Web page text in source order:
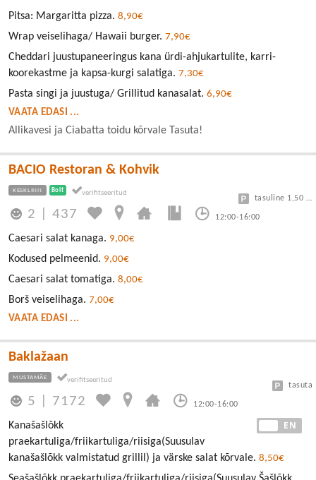
Pitsa: Margaritta pizza. 8,90€
Wrap veiselihaga/ Hawaii burger. 7,90€
Cheddari juustupaneeringus kana ürdi-ahjukartulite, karri-
koorekastme ja kapsa-kurgi salatiga. 7,30€
Pasta singi ja juustuga/ Grillitud kanasalat. 6,90€
VAATA EDASI ...
Allikavesi ja Ciabatta toidu kõrvale Tasuta!
BACIO Restoran & Kohvik
KESKLINN Bolt
2 |437 12:00-16:00
tasuline 1,50 eur/h
Caesari salat kanaga. 9,00€
Kodused pelmeenid. 9,00€
Caesari salat tomatiga. 8,00€
Borš veiselihaga. 7,00€
VAATA EDASI ...
Baklažaan
MUSTAMÄE
5 7172 12:00-16:00
tasuta
EN
Kanašašlǒkk
praekartuliga/friikartuliga/riisiga(Suusulav
kanašašlõkk valmistatud grillil) ja värske salat kõrvale. 8,50€